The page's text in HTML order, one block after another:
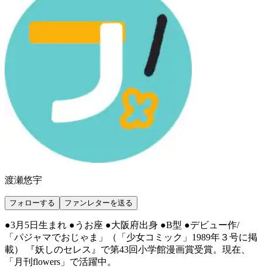
渡瀬悠宇
フォローする ファンレターを送る
●3月5日生まれ ●うお座 ●大阪府出身 ●B型 ●デビュー作/
「パジャマでおじゃま」（「少女コミック」1989年３号に掲
載） 『妖しのセレス』で第43回小学館漫画賞受賞。現在、
「月刊flowers」で活躍中。